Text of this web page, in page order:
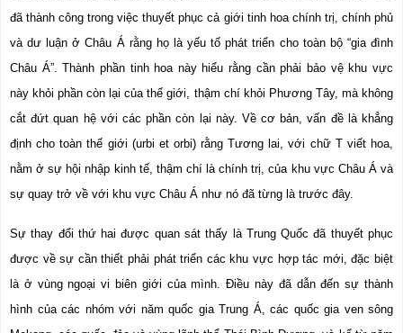
đã thành công trong việc thuyết phục cả giới tinh hoa chính trị, chính phủ
và dư luận ở Châu Á rằng họ là yếu tố phát triển cho toàn bộ “gia đình
Châu Á”. Thành phần tinh hoa này hiểu rằng cần phải bảo vệ khu vực
này khỏi phần còn lại của thế giới, thậm chí khỏi Phương Tây, mà không
cắt đứt quan hệ với các phần còn lại này. Về cơ bản, vấn đề là khẳng
định cho toàn thế giới (urbi et orbi) rằng Tương lai, với chữ T viết hoa,
nằm ở sự hội nhập kinh tế, thậm chí là chính trị, của khu vực Châu Á và
sự quay trở về với khu vực Châu Á như nó đã từng là trước đây.
Sự thay đổi thứ hai được quan sát thấy là Trung Quốc đã thuyết phục
được về sự cần thiết phải phát triển các khu vực hợp tác mới, đặc biệt
là ở vùng ngoại vi biên giới của mình. Điều này đã dẫn đến sự thành
hình của các nhóm với năm quốc gia Trung Á, các quốc gia ven sông